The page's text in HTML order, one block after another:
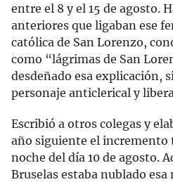
entre el 8 y el 15 de agosto.
anteriores que ligaban ese
católica de San Lorenzo,
como “lágrimas de San
desdeñado esa explicación,
personaje anticlerical y
Escribió a otros colegas y
año siguiente el incremento
noche del día 10 de agosto.
Bruselas estaba nublado esa